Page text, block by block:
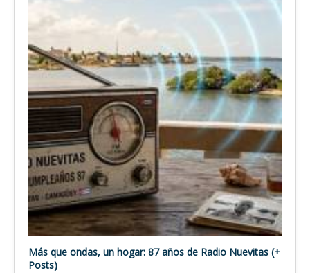
Más que ondas, un hogar: 87 años de Radio Nuevitas (+
Posts)